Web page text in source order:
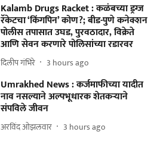
Kalamb Drugs Racket : कळंबच्या ड्रग्ज
रॅकेटचा ‘किंगपिन’ कोण?; बीड-पुणे कनेक्शन
पोलीस तपासात उघड, पुरवठादार, विक्रेते
आणि सेवन करणारे पोलिसांच्या रडारवर
दिलीप गंभिरे 3 hours ago
Umrakhed News : कर्जमाफीच्या यादीत
नाव नसल्याने अल्पभूधारक शेतकर्‍याने
संपविले जीवन
अरविंद ओझलवार 3 hours ago